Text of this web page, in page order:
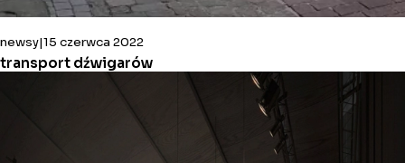
newsy 15 czerwca 2022
transport dźwigarów